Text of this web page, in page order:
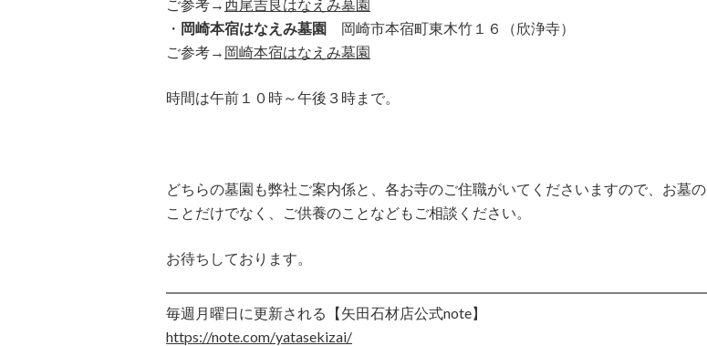
ご参考→西尾吉良はなえみ墓園
・ 岡崎本宿はなえみ墓園 岡崎市本宿町東木竹１６（欣浄寺）
ご参考→ 岡崎本宿はなえみ墓園
時間は午前１０時～午後３時まで。
どちらの墓園も弊社ご案内係と、各お寺のご住職がいてくださいますので、お墓の
ことだけでなく、ご供養のことなどもご相談ください。
お待ちしております。
毎週月曜日に更新される【矢田石材店公式note】
https://note.com/yatasekizai/